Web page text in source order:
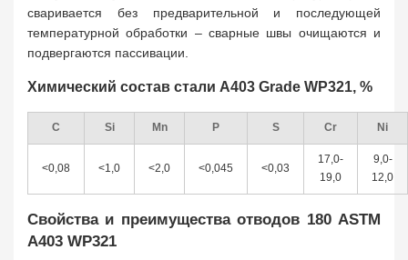
сваривается без предварительной и последующей
температурной обработки – сварные швы очищаются и
подвергаются пассивации.
Химический состав стали A403 Grade WP321, %
C Si Mn P S Cr Ni
<0,08 <1,0 <2,0 <0,045 <0,03
17,0-
19,0
9,0-
12,0
Свойства и преимущества отводов 180 ASTM
A403 WP321